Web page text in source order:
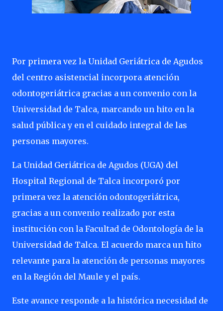
Por primera vez la Unidad Geriátrica de Agudos
del centro asistencial incorpora atención
odontogeriátrica gracias a un convenio con la
Universidad de Talca, marcando un hito en la
salud pública y en el cuidado integral de las
personas mayores.
La Unidad Geriátrica de Agudos (UGA) del
Hospital Regional de Talca incorporó por
primera vez la atención odontogeriátrica,
gracias a un convenio realizado por esta
institución con la Facultad de Odontología de la
Universidad de Talca. El acuerdo marca un hito
relevante para la atención de personas mayores
en la Región del Maule y el país.
Este avance responde a la histórica necesidad de